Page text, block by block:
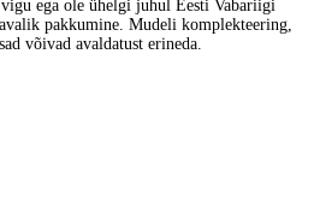
ega ole ühelgi juhul Eesti Vabariigi
avalik pakkumine. Mudeli komplekteering,
võivad avaldatust erineda.